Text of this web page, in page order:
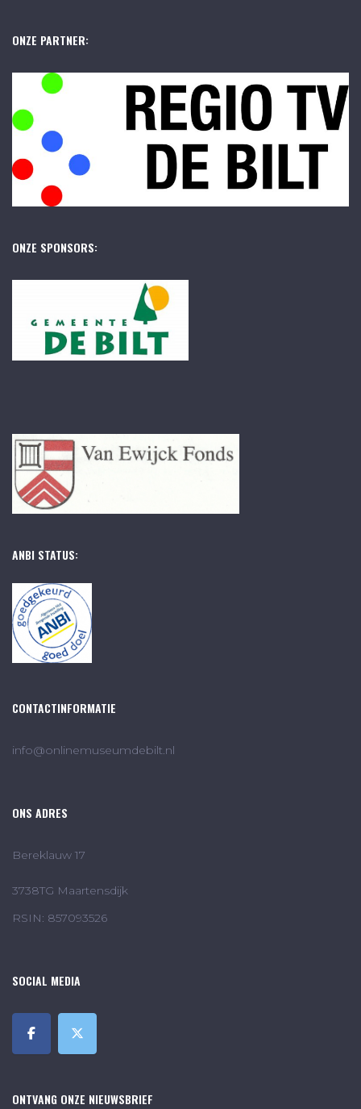
ONZE PARTNER:
ONZE SPONSORS:
ANBI STATUS:
CONTACTINFORMATIE
info@onlinemuseumdebilt.nl
ONS ADRES
Bereklauw 17
3738TG Maartensdijk
RSIN: 857093526
SOCIAL MEDIA
ONTVANG ONZE NIEUWSBRIEF